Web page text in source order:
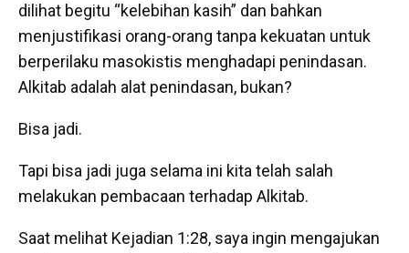
dilihat begitu “kelebihan kasih” dan bahkan
menjustifikasi orang-orang tanpa kekuatan untuk
berperilaku masokistis menghadapi penindasan.
Alkitab adalah alat penindasan, bukan?
Bisa jadi.
Tapi bisa jadi juga selama ini kita telah salah
melakukan pembacaan terhadap Alkitab.
Saat melihat Kejadian 1:28, saya ingin mengajukan